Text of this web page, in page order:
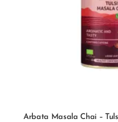
Arbata Masala Chai –